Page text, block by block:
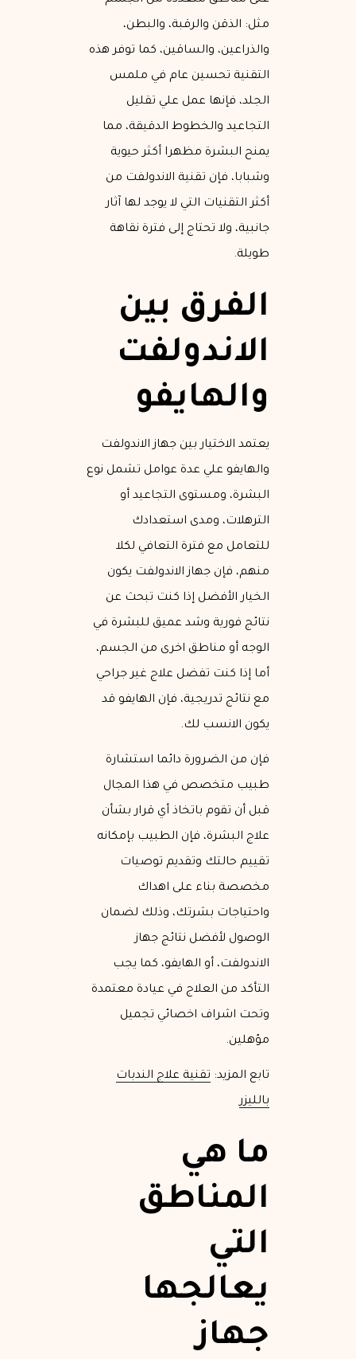
مثل: الذقن والرقبة، والبطن،
والذراعين، والساقين، كما توفر هذه
التقنية تحسين عام في ملمس
الجلد، فإنها عمل علي تقليل
التجاعيد والخطوط الدقيقة، مما
يمنح البشرة مظهرا أكثر حيوية
وشبابا، فإن تقنية الاندولفت من
أكثر التقنيات التي لا يوجد لها آثار
جانبية، ولا تحتاج إلى فترة نقاهة
طويلة.
الفرق بين
الاندولفت
والهايفو
يعتمد الاختيار بين جهاز الاندولفت
والهايفو علي عدة عوامل تشمل نوع
البشرة، ومستوى التجاعيد أو
الترهلات، ومدى استعدادك
للتعامل مع فترة التعافي لكلا
منهم، فإن جهاز الاندولفت يكون
الخيار الأفضل إذا كنت تبحث عن
نتائج فورية وشد عميق للبشرة في
الوجه أو مناطق اخرى من الجسم،
أما إذا كنت تفضل علاج غير جراحي
مع نتائج تدريجية، فإن الهايفو قد
يكون الانسب لك.
فإن من الضرورة دائما استشارة
طبيب متخصص في هذا المجال
قبل أن تقوم باتخاذ أي قرار بشأن
علاج البشرة، فإن الطبيب بإمكانه
تقييم حالتك وتقديم توصيات
مخصصة بناء على اهداك
واحتياجات بشرتك، وذلك لضمان
الوصول لأفضل نتائج جهاز
الاندولفت، أو الهايفو، كما يجب
التأكد من العلاج في عيادة معتمدة
وتحت اشراف اخصائي تجميل
مؤهلين.
تابع المزيد: تقنية علاج الندبات
بالليزر
ما هي
المناطق
التي
يعالجها
جهاز